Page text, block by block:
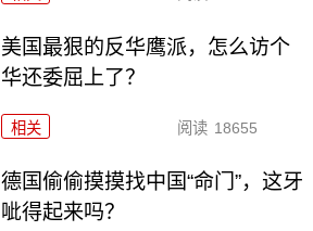
美国最狠的反华鹰派，怎么访个
华还委屈上了？
相关 阅读 18655
德国偷偷摸摸找中国“命门”，这牙
呲得起来吗？